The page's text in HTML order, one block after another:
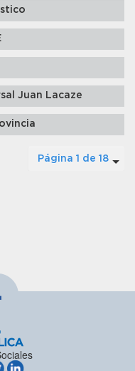
Juan Lacaze
Página 1 de 18